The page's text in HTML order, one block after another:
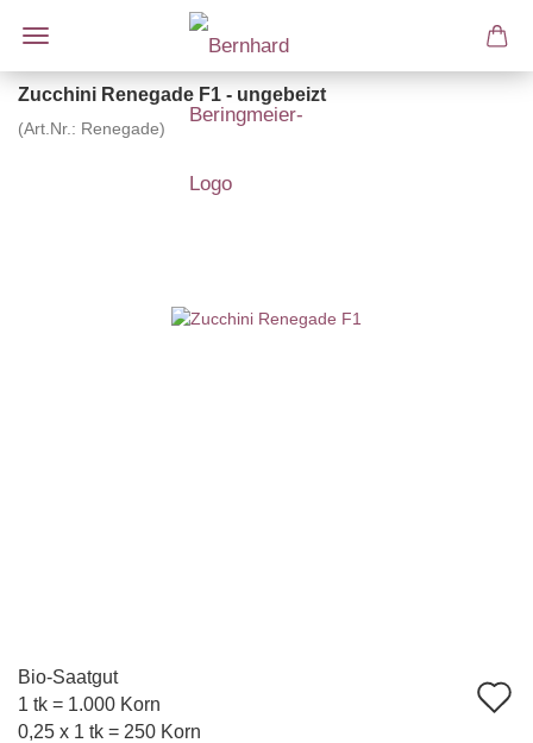
Zucchini Renegade F1 - ungebeizt
(Art.Nr.: Renegade)
Bio-Saatgut
1 tk = 1.000 Korn
0,25 x 1 tk = 250 Korn